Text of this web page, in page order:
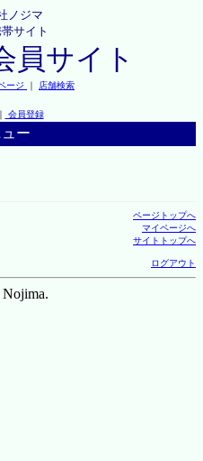
ノジマ
サイト
員サイト
ージ ｜ 店舗検索
｜ 会員登録
ュー
ページトップへ
マイページへ
サイトトップへ
ログアウト